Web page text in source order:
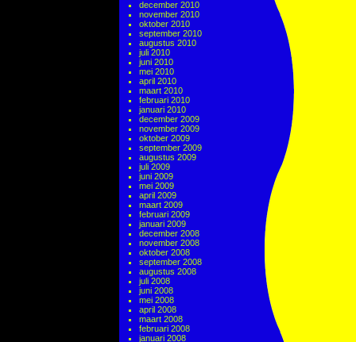
december 2010
november 2010
oktober 2010
september 2010
augustus 2010
juli 2010
juni 2010
mei 2010
april 2010
maart 2010
februari 2010
januari 2010
december 2009
november 2009
oktober 2009
september 2009
augustus 2009
juli 2009
juni 2009
mei 2009
april 2009
maart 2009
februari 2009
januari 2009
december 2008
november 2008
oktober 2008
september 2008
augustus 2008
juli 2008
juni 2008
mei 2008
april 2008
maart 2008
februari 2008
januari 2008